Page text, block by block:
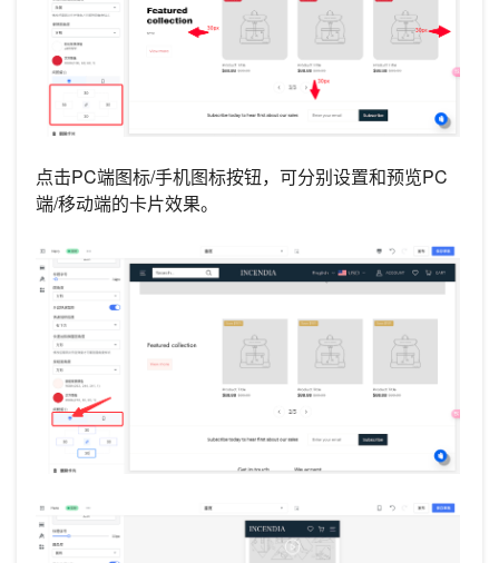
点击PC端图标/手机图标按钮，可分别设置和预览PC
端/移动端的卡片效果。